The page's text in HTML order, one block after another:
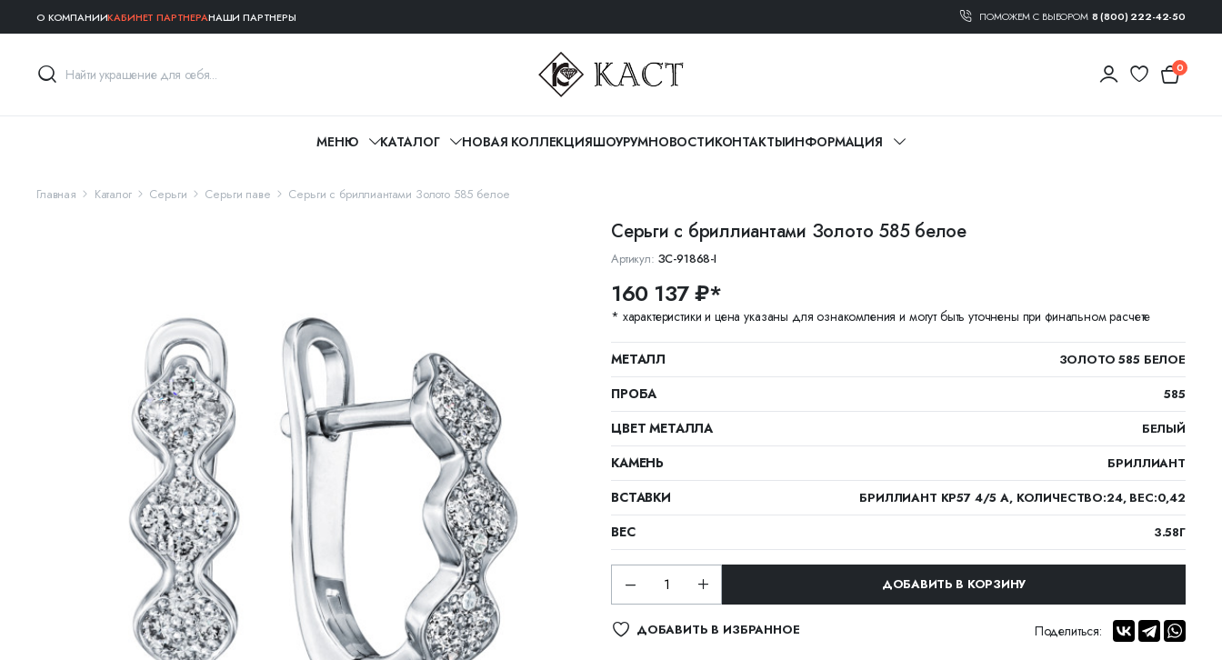
О КОМПАНИИКАБИНЕТ ПАРТНЕРАНАШИ ПАРТНЕРЫ ПОМОЖЕМ С ВЫБОРОМ 8 (800) 222-42-50
0
МЕНЮ КАТАЛОГ НОВАЯ КОЛЛЕКЦИЯШОУРУМНОВОСТИКОНТАКТЫИНФОРМАЦИЯ
Главная Каталог Серьги Серьги паве Серьги с бриллиантами Золото 585 белое
Серьги с бриллиантами Золото 585 белое
Артикул: ЗС-91868-I
160 137 ₽*
* характеристики и цена указаны для ознакомления и могут быть уточнены при финальном расчете
МЕТАЛЛ ЗОЛОТО 585 БЕЛОЕ
ПРОБА 585
ЦВЕТ МЕТАЛЛА БЕЛЫЙ
КАМЕНЬ БРИЛЛИАНТ
ВСТАВКИ БРИЛЛИАНТ КР57 4/5 А, КОЛИЧЕСТВО:24, ВЕС:0,42
ВЕС 3.58Г
ДОБАВИТЬ В КОРЗИНУ
ДОБАВИТЬ В ИЗБРАННОЕ Поделиться: